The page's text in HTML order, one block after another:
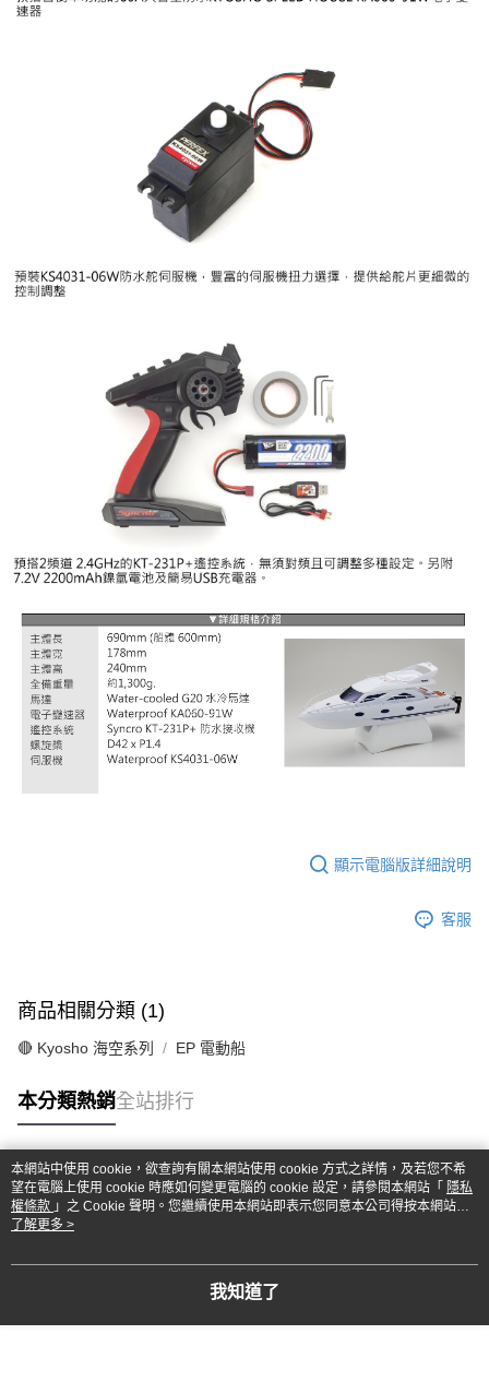
顯示電腦版詳細說明
客服
商品相關分類 (1)
🔴 Kyosho 海空系列 EP 電動船
本分類熱銷全站排行
熱門標籤
本網站中使用 cookie，欲查詢有關本網站使用 cookie 方式之詳情，及若您不希
望在電腦上使用 cookie 時應如何變更電腦的 cookie 設定，請參閱本網站「 隱私
權條款 」之 Cookie 聲明。您繼續使用本網站即表示您同意本公司得按本網站使
用條款之 Cookie 聲明使用 cookie。
了解更多 >
我知道了